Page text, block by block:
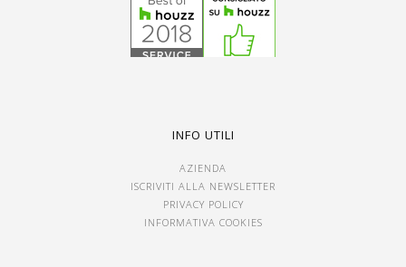
INFO UTILI
AZIENDA
ISCRIVITI ALLA NEWSLETTER
PRIVACY POLICY
INFORMATIVA COOKIES